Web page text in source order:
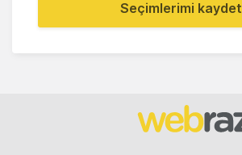
Seçimlerimi kaydet